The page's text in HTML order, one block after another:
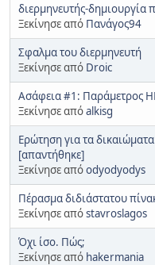
διερμηνευτής-δημιουργία
Ξεκίνησε από Πανάγος94
Σφαλμα του διερμηνευτή
Ξεκίνησε από Droic
Ασάφεια #1: Παράμετρος
Ξεκίνησε απόalkisg
Ερώτηση για τα
[απαντήθηκε]
Ξεκίνησε απόodyodyodys
Πέρασμα διδιάστατου
Ξεκίνησε απόstavroslagos
Όχι ίσο. Πώς;
Ξεκίνησε από hakermania